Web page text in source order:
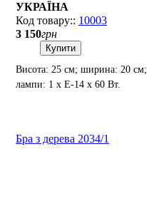
УКРАЇНА
10003
3 150грн
Купити
Висота: 25 см; ширина: 20 см;
лампи: 1 х Е-14 х 60 Вт.
Бра з дерева 2034/1